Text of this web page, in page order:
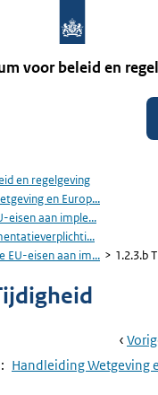
voor beleid en
en regelgeving
en Europ...
eisen aan imple...
EU-eisen aan im...
1.2.3.b
Ga
Naar
Handleiding Wetgeving